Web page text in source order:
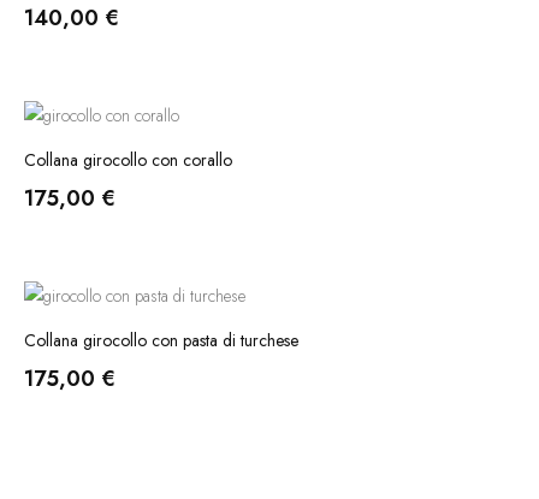
140,00 €
Collana girocollo con corallo
175,00 €
Collana girocollo con pasta di turchese
175,00 €